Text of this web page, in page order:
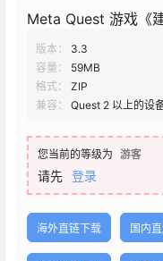
Meta Quest 游戏《
版本：
3.3
容量：
59MB
格式：
ZIP
兼容：
Quest 2 以上的设
您当前的等级为 游客
请先 登录
海外直链下载 国内